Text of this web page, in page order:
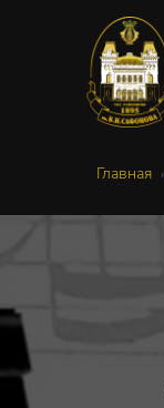
Главная